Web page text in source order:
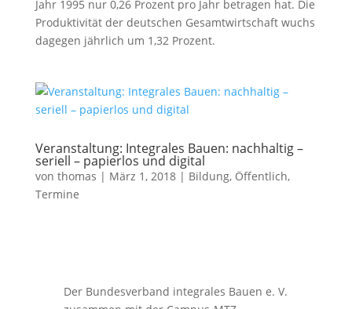
Jahr 1995 nur 0,26 Prozent pro Jahr betragen hat. Die
Produktivität der deutschen Gesamtwirtschaft wuchs
dagegen jährlich um 1,32 Prozent.
Veranstaltung: Integrales Bauen: nachhaltig –
seriell – papierlos und digital
von thomas | März 1, 2018| Bildung, Öffentlich,
Termine
Der Bundesverband integrales Bauen e. V.